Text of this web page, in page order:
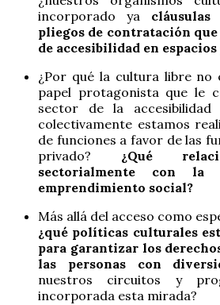
incorporado ya
pliegos de contratación
de accesibilidad en
¿Por qué la cultura libre no
papel protagonista que le
sector de la accesibilidad
colectivamente estamos
de funciones a favor de las
privado? ¿Qué
sectorialmente con
emprendimiento social?
Más allá del acceso como
¿qué políticas culturales
para garantizar los
las personas con
nuestros circuitos y
incorporada esta mirada?